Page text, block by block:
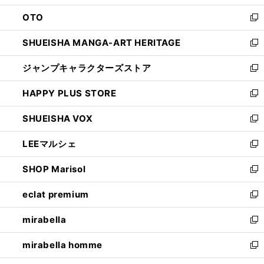
ウ
で
開
く
ン
ド
ウ
で
開
く
OTO
新
し
い
ウ
ィ
ン
ド
ウ
で
開
く
SHUEISHA MANGA-ART HERITAGE
新
し
い
ウ
ィ
ン
ド
ウ
で
開
く
ジャンプキャラクターズストア
新
し
い
ウ
ィ
ン
ド
ウ
で
開
く
HAPPY PLUS STORE
新
し
い
ウ
ィ
ン
ド
ウ
で
開
く
SHUEISHA VOX
新
し
い
ウ
ィ
ン
ド
ウ
で
開
く
LEEマルシェ
新
し
い
ウ
ィ
ン
ド
ウ
で
開
SHOP Marisol
新
し
い
ウ
ィ
ン
ド
ウ
eclat premium
新
し
い
ウ
ィ
ン
mirabella
新
し
い
ウ
mirabella homme
新
し